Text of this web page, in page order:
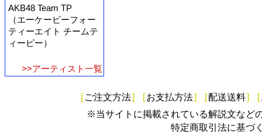
AKB48 Team TP
（エーケービーフォー
ティーエイト チームテ
ィーピー）
>>アーティスト一覧
[ ご注文方法] [お支払方法] [配送送料] [
※当サイトに掲載されている解説文など
特定商取引法に基づ